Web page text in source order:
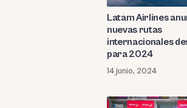
Latam Airlines
nuevas rutas
internacionales
para 2024
14 junio, 2024